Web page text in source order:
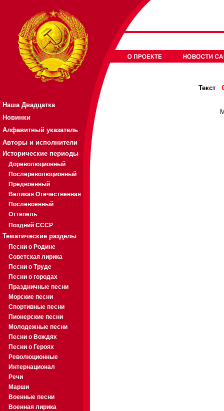
Наша Двадцатка
Новинки
Алфавитный указатель
Авторы и исполнители
Исторические периоды
Дореволюционный
Послереволюционный
Предвоенный
Великая Отечественная
Послевоенный
Оттепель
Поздний СССР
Тематические разделы
Песни о Родине
Советская лирика
Песни о Труде
Песни о городах
Праздничные песни
Морские песни
Спортивные песни
Пионерские песни
Молодежные песни
Песни о Вождях
Песни о Героях
Революционные
Интернационал
Речи
Марши
Военные песни
Военная лирика
Текст